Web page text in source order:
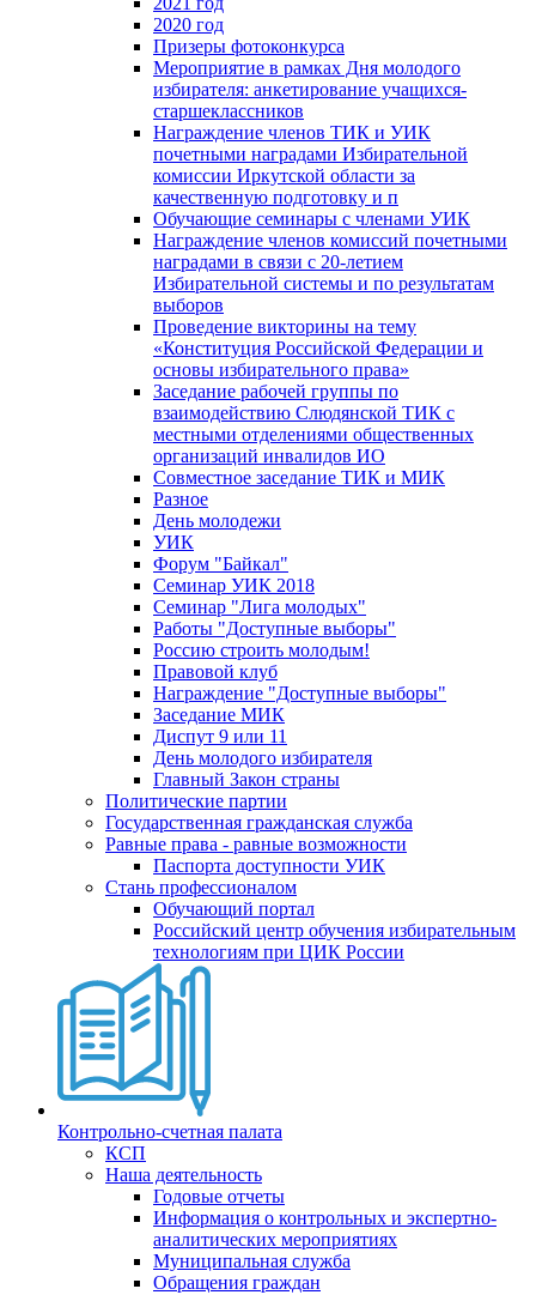
2020 год
Призеры фотоконкурса
Мероприятие в рамках Дня молодого
избирателя: анкетирование учащихся-
старшеклассников
Награждение членов ТИК и УИК
почетными наградами Избирательной
комиссии Иркутской области за
качественную подготовку и п
Обучающие семинары с членами УИК
Награждение членов комиссий почетными
наградами в связи с 20-летием
Избирательной системы и по результатам
выборов
Проведение викторины на тему
«Конституция Российской Федерации и
основы избирательного права»
Заседание рабочей группы по
взаимодействию Слюдянской ТИК с
местными отделениями общественных
организаций инвалидов ИО
Совместное заседание ТИК и МИК
Разное
День молодежи
УИК
Форум "Байкал"
Семинар УИК 2018
Семинар "Лига молодых"
Работы "Доступные выборы"
Россию строить молодым!
Правовой клуб
Награждение "Доступные выборы"
Заседание МИК
Диспут 9 или 11
День молодого избирателя
Главный Закон страны
Политические партии
Государственная гражданская служба
Равные права - равные возможности
Паспорта доступности УИК
Стань профессионалом
Обучающий портал
Российский центр обучения избирательным
технологиям при ЦИК России
Контрольно-счетная палата
КСП
Наша деятельность
Годовые отчеты
Информация о контрольных и экспертно-
аналитических мероприятиях
Муниципальная служба
Обращения граждан